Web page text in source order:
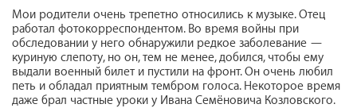
Мои родители очень трепетно относились к музыке. Отец
работал фотокорреспондентом. Во время войны при
обследовании у него обнаружили редкое заболевание —
куриную слепоту, но он, тем не менее, добился, чтобы ему
выдали военный билет и пустили на фронт. Он очень любил
петь и обладал приятным тембром голоса. Некоторое время
даже брал частные уроки у Ивана Семёновича Козловского.